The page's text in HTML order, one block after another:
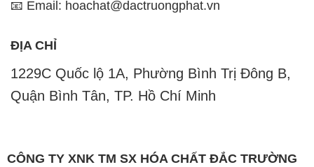
📧 Email: hoachat@dactruongphat.vn
ĐỊA CHỈ
1229C Quốc lộ 1A, Phường Bình Trị Đông B,
Quận Bình Tân, TP. Hồ Chí Minh
CÔNG TY XNK TM SX HÓA CHẤT ĐẮC TRƯỜNG